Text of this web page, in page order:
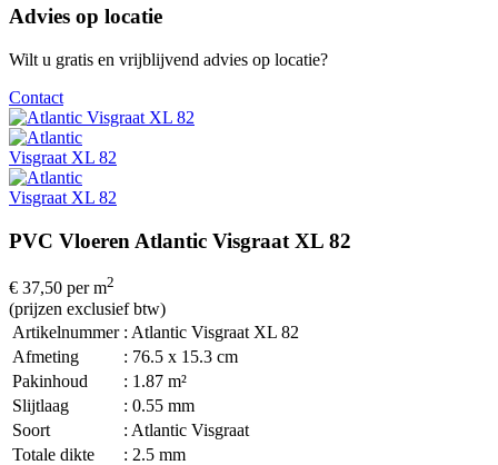
Advies op locatie
Wilt u gratis en vrijblijvend advies op locatie?
Contact
PVC Vloeren Atlantic Visgraat XL 82
€ 37,50 per m2
(prijzen exclusief btw)
Artikelnummer : Atlantic Visgraat XL 82
Afmeting
: 76.5 x 15.3 cm
Pakinhoud
: 1.87 m²
Slijtlaag
: 0.55 mm
Soort
: Atlantic Visgraat
Totale dikte
: 2.5 mm